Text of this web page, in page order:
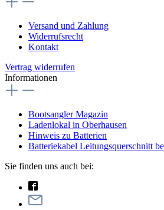
Versand und Zahlung
Widerrufsrecht
Kontakt
Vertrag widerrufen
Informationen
Bootsangler Magazin
Ladenlokal in Oberhausen
Hinweis zu Batterien
Batteriekabel Leitungsquerschnitt
Sie finden uns auch bei: